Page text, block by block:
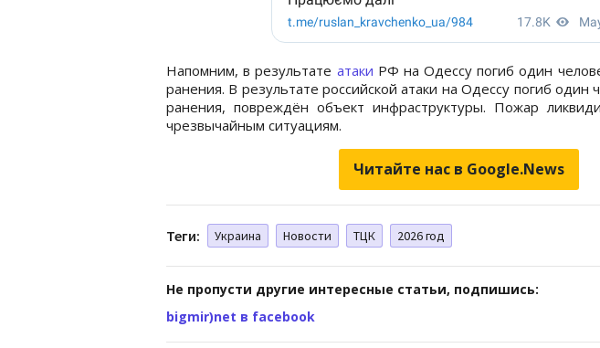
Напомним, в результате атаки РФ на Одессу погиб один
ранения. В результате российской атаки на Одессу погиб один
ранения, повреждён объект инфраструктуры. Пожар
чрезвычайным ситуациям.
Читайте нас в Google.News
Теги: Украина Новости ТЦК 2026 год
Не пропусти другие интересные статьи, подпишись:
bigmir)net в facebook